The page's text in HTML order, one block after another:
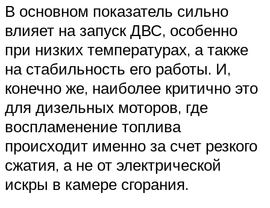
В основном показатель сильно
влияет на запуск ДВС, особенно
при низких температурах, а также
на стабильность его работы. И,
конечно же, наиболее критично это
для дизельных моторов, где
воспламенение топлива
происходит именно за счет резкого
сжатия, а не от электрической
искры в камере сгорания.